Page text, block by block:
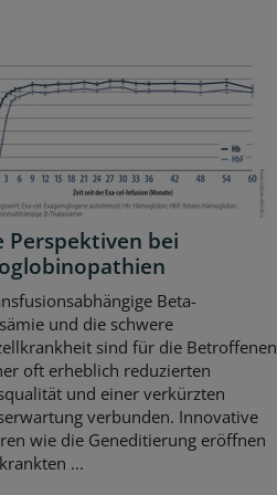
Perspektiven bei
Beta-
und die schwere
sind für die Betroffenen
oft erheblich reduzierten
und einer verkürzten
verbunden. Innovative
wie die Geneditierung eröffnen
...